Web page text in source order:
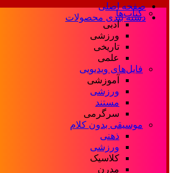
صفحه اصلی
دسته بندی محصولات
کتاب‌ها
ادبی
ورزشی
تاریخی
علمی
فایل‌های ویدیویی
آموزشی
ورزشی
مستند
سرگرمی
موسیقی بدون کلام
ذهنی
ورزشی
کلاسیک
مدرن